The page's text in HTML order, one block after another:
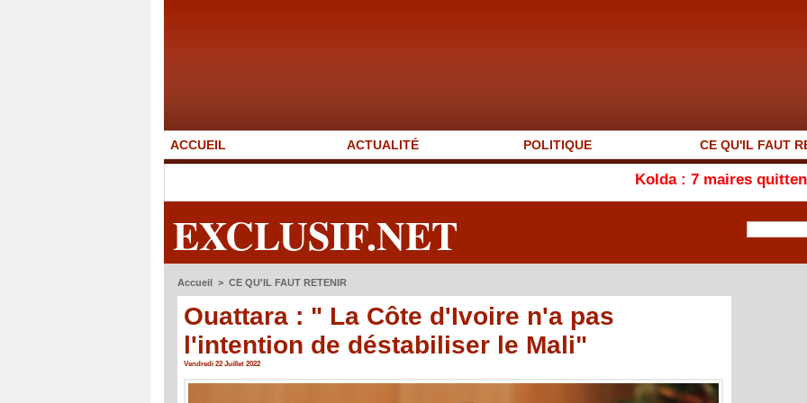
ACCUEIL ACTUALITÉ POLITIQUE CE QU'IL FAUT
Kolda : 7 maires quittent l’APR, le
EXCLUSIF.NET
Accueil > CE QU'IL FAUT RETENIR
Ouattara : " La Côte d'Ivoire n'a pas
l'intention de déstabiliser le Mali"
Vendredi 22 Juillet 2022